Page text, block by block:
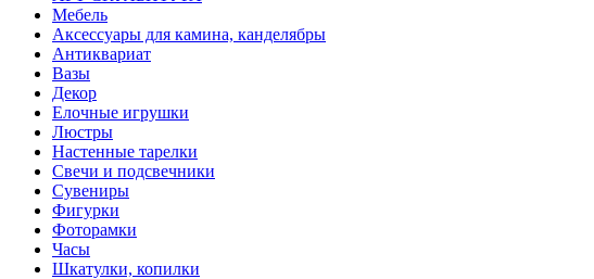
Мебель
Аксессуары для камина, канделябры
Антиквариат
Вазы
Декор
Елочные игрушки
Люстры
Настенные тарелки
Свечи и подсвечники
Сувениры
Фигурки
Фоторамки
Часы
Шкатулки, копилки